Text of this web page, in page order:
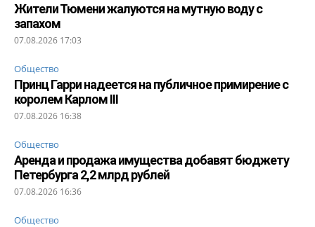
Жители Тюмени жалуются на мутную воду с
запахом
07.08.2026 17:03
Общество
Принц Гарри надеется на публичное примирение с
королем Карлом III
07.08.2026 16:38
Общество
Аренда и продажа имущества добавят бюджету
Петербурга 2,2 млрд рублей
07.08.2026 16:36
Общество